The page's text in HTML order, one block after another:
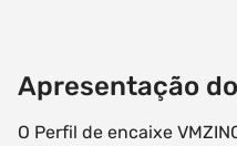
Apresentação
O Perfil de encaixe